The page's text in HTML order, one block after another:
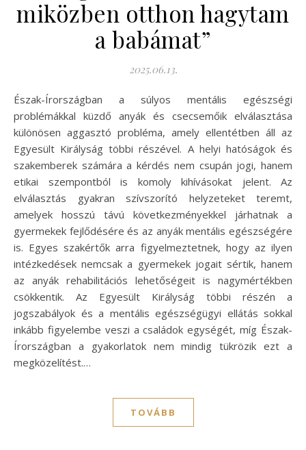
miközben otthon hagytam
a babámat”
2025.06.13.
Észak-Írországban a súlyos mentális egészségi
problémákkal küzdő anyák és csecsemőik elválasztása
különösen aggasztó probléma, amely ellentétben áll az
Egyesült Királyság többi részével. A helyi hatóságok és
szakemberek számára a kérdés nem csupán jogi, hanem
etikai szempontból is komoly kihívásokat jelent. Az
elválasztás gyakran szívszorító helyzeteket teremt,
amelyek hosszú távú következményekkel járhatnak a
gyermekek fejlődésére és az anyák mentális egészségére
is. Egyes szakértők arra figyelmeztetnek, hogy az ilyen
intézkedések nemcsak a gyermekek jogait sértik, hanem
az anyák rehabilitációs lehetőségeit is nagymértékben
csökkentik. Az Egyesült Királyság többi részén a
jogszabályok és a mentális egészségügyi ellátás sokkal
inkább figyelembe veszi a családok egységét, míg Észak-
Írországban a gyakorlatok nem mindig tükrözik ezt a
megközelítést.…
TOVÁBB